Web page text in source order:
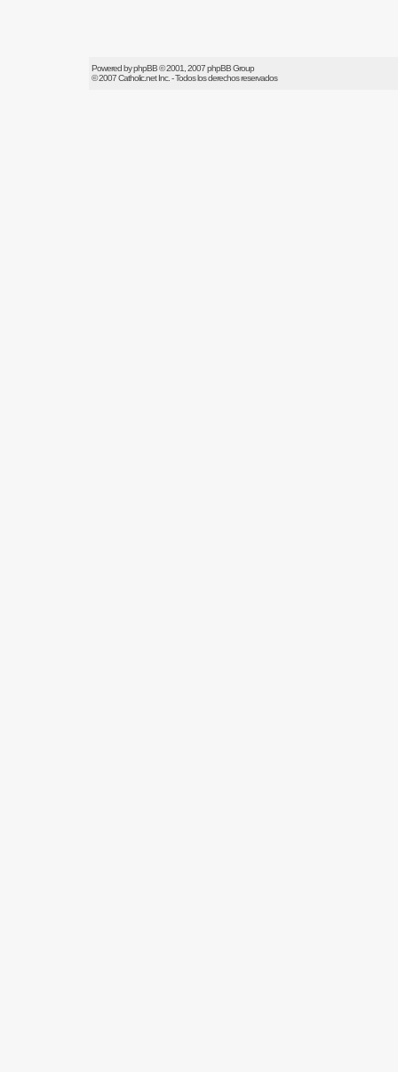
Powered byphpBB© 2001, 2007 phpBB Group
© 2007Catholic.netInc. - Todos los derechos reservados